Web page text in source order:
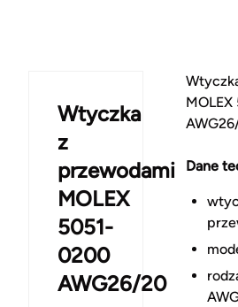
Wtyczka
z
przewodami
MOLEX
5051-
0200
AWG26/20
Dane